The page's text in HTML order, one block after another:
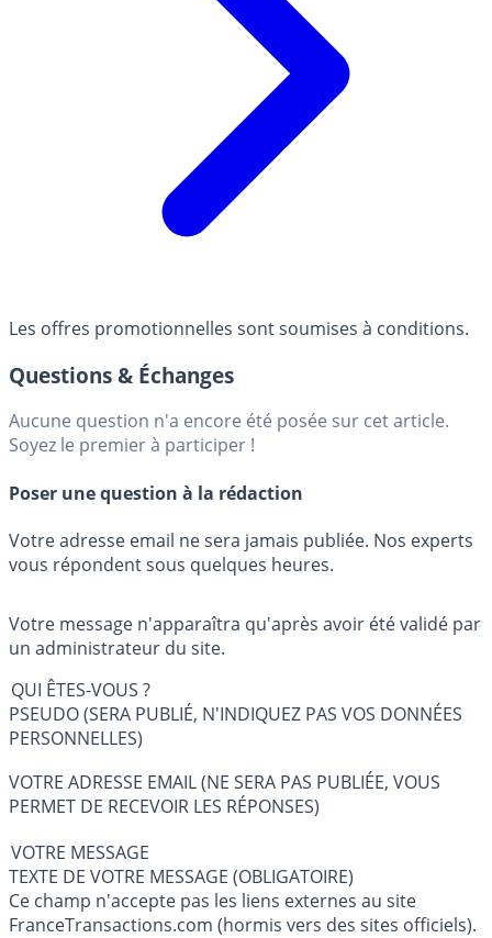
Les offres promotionnelles sont soumises à conditions.
Questions & Échanges
Aucune question n'a encore été posée sur cet article.
Soyez le premier à participer !
Poser une question à la rédaction
Votre adresse email ne sera jamais publiée. Nos experts
vous répondent sous quelques heures.
Votre message n'apparaîtra qu'après avoir été validé par
un administrateur du site.
QUI ÊTES-VOUS ?
PSEUDO (SERA PUBLIÉ, N'INDIQUEZ PAS VOS DONNÉES
PERSONNELLES)
VOTRE ADRESSE EMAIL (NE SERA PAS PUBLIÉE, VOUS
PERMET DE RECEVOIR LES RÉPONSES)
VOTRE MESSAGE
TEXTE DE VOTRE MESSAGE (OBLIGATOIRE)
Ce champ n'accepte pas les liens externes au site
FranceTransactions.com (hormis vers des sites officiels).